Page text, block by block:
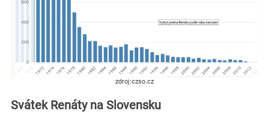
zdroj:czso.cz
Svátek Renáty na Slovensku